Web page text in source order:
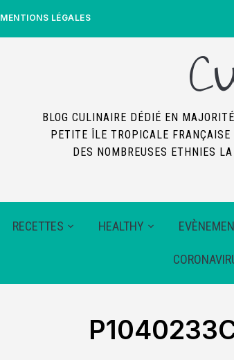
MENTIONS LÉGALES
BLOG CULINAIRE DÉDIÉ EN
PETITE ÎLE TROPICALE
DES NOMBREUSES ETHNIES
RECETTES HEALTHY